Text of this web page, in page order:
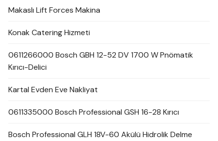
Makaslı Lift Forces Makina
Konak Catering Hizmeti
0611266000 Bosch GBH 12-52 DV 1700 W Pnömatik
Kırıcı-Delici
Kartal Evden Eve Nakliyat
0611335000 Bosch Professional GSH 16-28 Kırıcı
Bosch Professional GLH 18V-60 Akülü Hidrolik Delme